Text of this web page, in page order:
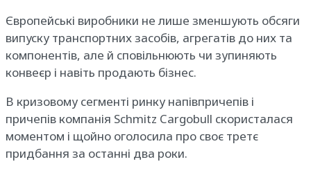
Європейські виробники не лише зменшують обсяги
випуску транспортних засобів, агрегатів до них та
компонентів, але й сповільнюють чи зупиняють
конвеєр і навіть продають бізнес.
В кризовому сегменті ринку напівпричепів і
причепів компанія Schmitz Cargobull скористалася
моментом і щойно оголосила про своє третє
придбання за останні два роки.